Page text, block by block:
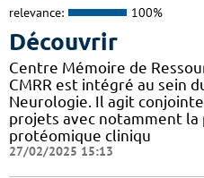
relevance: 100%
Découvrir
Centre Mémoire de
CMRR est intégré au sein
Neurologie. Il agit
projets avec notamment
protéomique cliniqu
27/02/2025 15:13